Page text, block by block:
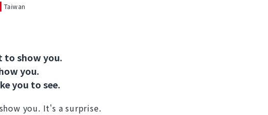
Taiwan
to show you.
you.
you to see.
you. It's a surprise.